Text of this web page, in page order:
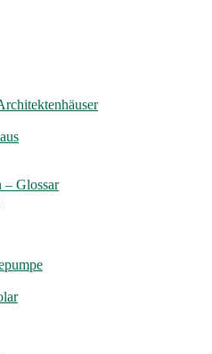
– Glossar